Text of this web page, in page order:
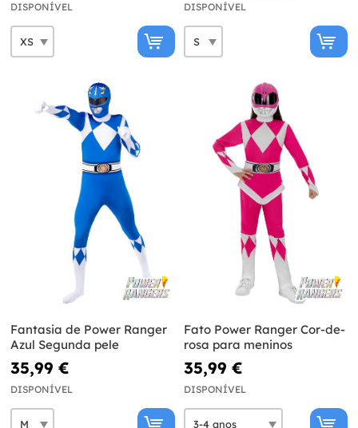
DISPONÍVEL DISPONÍVEL
Fantasia de Power Ranger
Azul Segunda pele
35,99 €
DISPONÍVEL
Fato Power Ranger Cor-de-
rosa para meninos
35,99 €
DISPONÍVEL